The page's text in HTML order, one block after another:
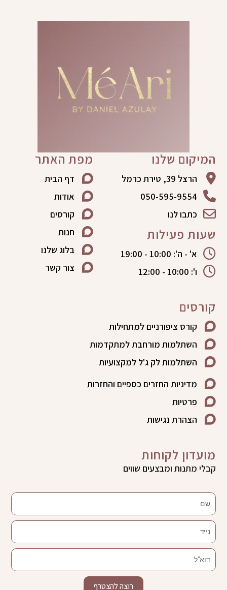
המיקום שלנו
הרצל 39, טירת כרמל
050-595-9554
כתבו לנו
שעות פעילות
א' - ה': 10:00 - 19:00
ו': 10:00 - 12:00
מפת האתר
דף הבית
אודות
קורסים
חנות
בלוג שלנו
צור קשר
קורסים
קורס ציפורניים למתחילות
השתלמות מורחבת למתקדמות
השתלמות לק ג'ל למקצועיות
מדיניות החזרים כספיים והחזרות
פרטיות
הצהרת נגישות
מועדון לקוחות
קבלי מתנות ומבצעים שווים
שם
נייד
דוא"ל
רוצה להצטרף